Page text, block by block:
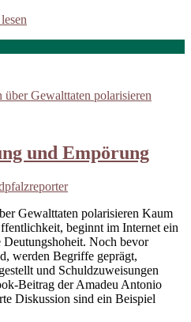
und Empörung
Gewalttaten polarisieren Kaum
beginnt im Internet ein
Noch bevor
werden Begriffe geprägt,
und Schuldzuweisungen
Beitrag der Amadeu Antonio
Diskussion sind ein Beispiel